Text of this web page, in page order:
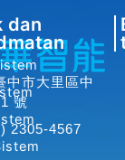
中市大里區中
號
2305-4567
dan